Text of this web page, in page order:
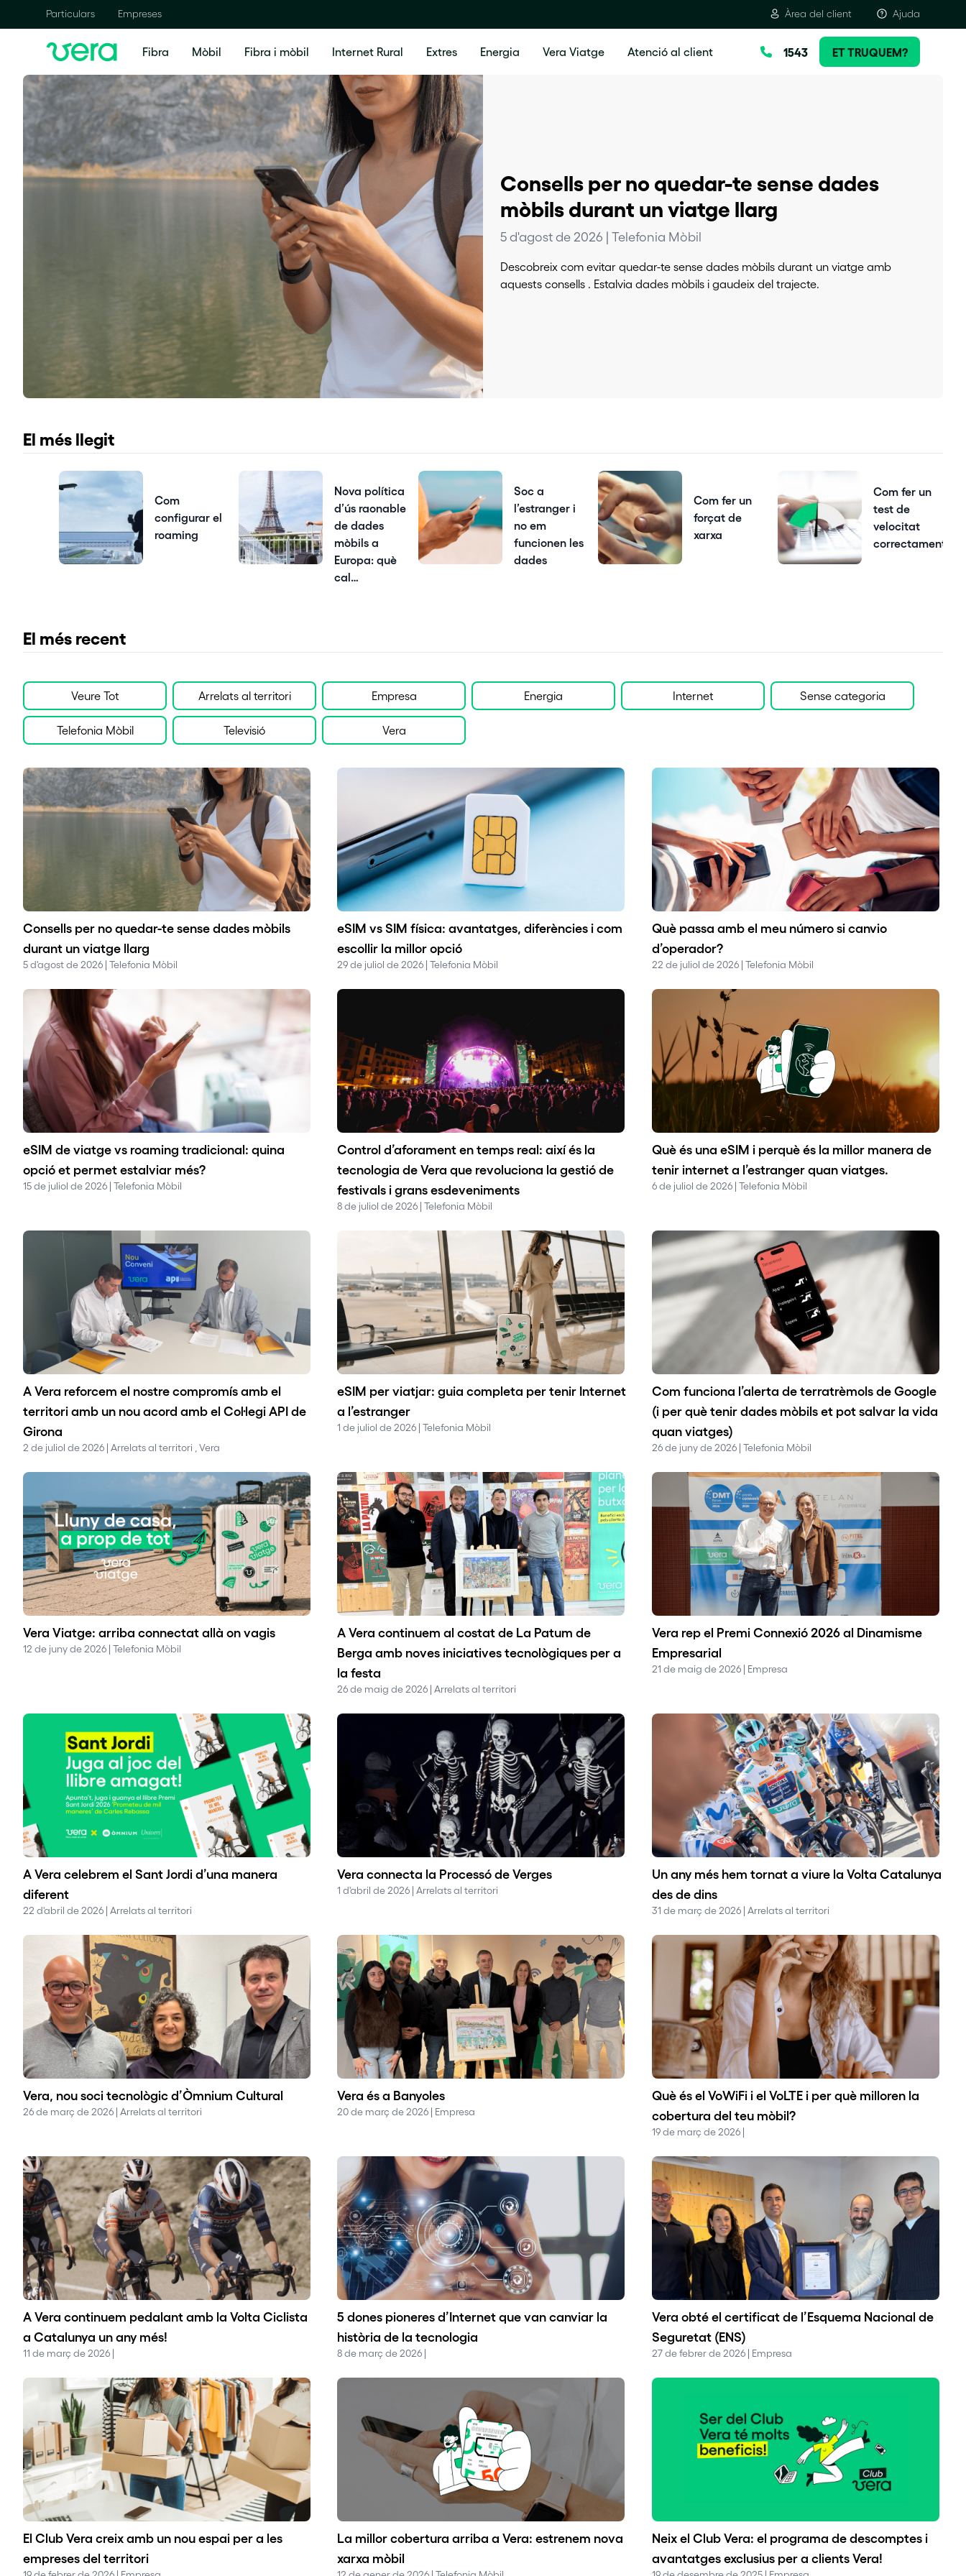
Particulars Empreses Àrea del client Ajuda
Fibra Mòbil Fibra i mòbil Internet Rural Extres Energia Vera Viatge Atenció al client 1543 ET TRUQUEM?
Consells per no quedar-te sense dades
mòbils durant un viatge llarg
5 d'agost de 2026 | Telefonia Mòbil
Descobreix com evitar quedar-te sense dades mòbils durant un viatge amb
aquests consells . Estalvia dades mòbils i gaudeix del trajecte.
El més llegit
Com
configurar el
roaming
Nova política
d’ús raonable
de dades
mòbils a
Europa: què
cal…
Soc a
l’estranger i
no em
funcionen les
dades
Com fer un
forçat de
xarxa
Com fer un
test de
velocitat
correctament
El més recent
Veure Tot Arrelats al territori Empresa Energia Internet Sense categoria
Telefonia Mòbil Televisió Vera
Consells per no quedar-te sense dades mòbils
durant un viatge llarg
5 d'agost de 2026 | Telefonia Mòbil
eSIM vs SIM física: avantatges, diferències i com
escollir la millor opció
29 de juliol de 2026 | Telefonia Mòbil
Què passa amb el meu número si canvio
d’operador?
22 de juliol de 2026 | Telefonia Mòbil
eSIM de viatge vs roaming tradicional: quina
opció et permet estalviar més?
15 de juliol de 2026 | Telefonia Mòbil
Control d’aforament en temps real: així és la
tecnologia de Vera que revoluciona la gestió de
festivals i grans esdeveniments
8 de juliol de 2026 | Telefonia Mòbil
Què és una eSIM i perquè és la millor manera de
tenir internet a l’estranger quan viatges.
6 de juliol de 2026 | Telefonia Mòbil
A Vera reforcem el nostre compromís amb el
territori amb un nou acord amb el Col·legi API de
Girona
2 de juliol de 2026 | Arrelats al territori , Vera
eSIM per viatjar: guia completa per tenir Internet
a l’estranger
1 de juliol de 2026 | Telefonia Mòbil
Com funciona l’alerta de terratrèmols de Google
(i per què tenir dades mòbils et pot salvar la vida
quan viatges)
26 de juny de 2026 | Telefonia Mòbil
Vera Viatge: arriba connectat allà on vagis
12 de juny de 2026 | Telefonia Mòbil
A Vera continuem al costat de La Patum de
Berga amb noves iniciatives tecnològiques per a
la festa
26 de maig de 2026 | Arrelats al territori
Vera rep el Premi Connexió 2026 al Dinamisme
Empresarial
21 de maig de 2026 | Empresa
A Vera celebrem el Sant Jordi d’una manera
diferent
22 d'abril de 2026 | Arrelats al territori
Vera connecta la Processó de Verges
1 d'abril de 2026 | Arrelats al territori
Un any més hem tornat a viure la Volta Catalunya
des de dins
31 de març de 2026 | Arrelats al territori
Vera, nou soci tecnològic d’Òmnium Cultural
26 de març de 2026 | Arrelats al territori
Vera és a Banyoles
20 de març de 2026 | Empresa
Què és el VoWiFi i el VoLTE i per què milloren la
cobertura del teu mòbil?
19 de març de 2026 |
A Vera continuem pedalant amb la Volta Ciclista
a Catalunya un any més!
11 de març de 2026 |
5 dones pioneres d’Internet que van canviar la
història de la tecnologia
8 de març de 2026 |
Vera obté el certificat de l’Esquema Nacional de
Seguretat (ENS)
27 de febrer de 2026 | Empresa
El Club Vera creix amb un nou espai per a les
empreses del territori
La millor cobertura arriba a Vera: estrenem nova
xarxa mòbil
Neix el Club Vera: el programa de descomptes i
avantatges exclusius per a clients Vera!